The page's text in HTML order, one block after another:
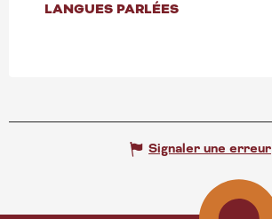
LANGUES PARLÉES
LANGUES PARLÉES
Signaler une erreur